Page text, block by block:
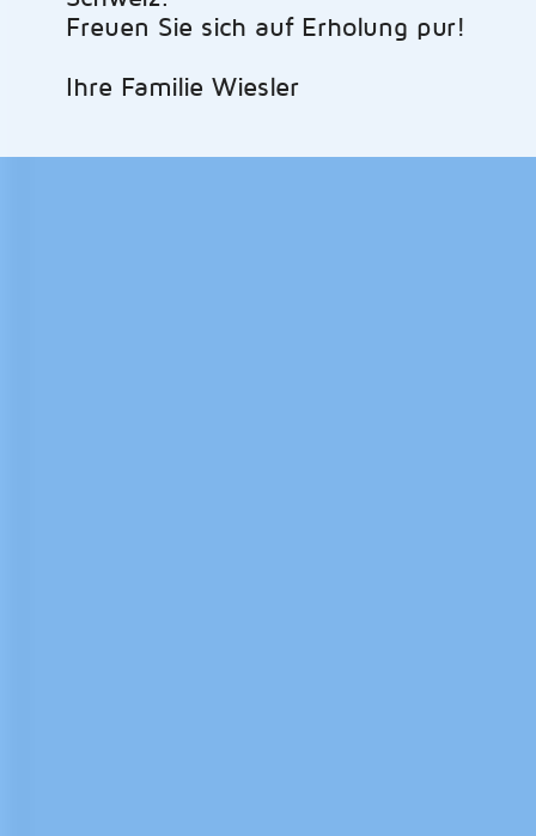
Freuen Sie sich auf Erholung pur!
Ihre Familie Wiesler